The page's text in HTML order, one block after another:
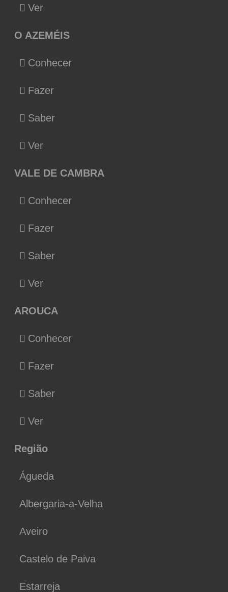
Ver
O AZEMÉIS
Conhecer
Fazer
Saber
Ver
VALE DE CAMBRA
Conhecer
Fazer
Saber
Ver
AROUCA
Conhecer
Fazer
Saber
Ver
Região
Águeda
Albergaria-a-Velha
Aveiro
Castelo de Paiva
Estarreja